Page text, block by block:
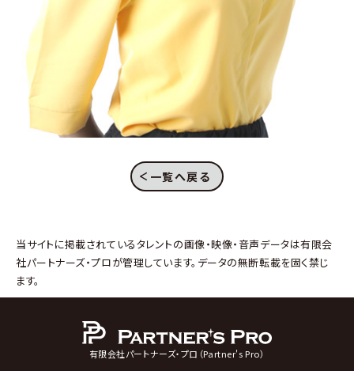
一覧へ戻る
当サイトに掲載されているタレントの画像・映像・音声データは有限会
社パートナーズ・プロが管理しています。データの無断転載を固く禁じ
ます。
有限会社パートナーズ・プロ（Partner's Pro）